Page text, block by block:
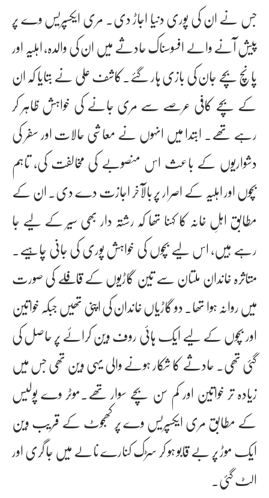
جس نے ان کی پوری دنیا اجاڑ دی۔ مری ایکسپریس وے پر
پیش آنے والے افسوسناک حادثے میں ان کی والدہ، اہلیہ اور
پانچ بچے جان کی بازی ہار گئے۔کاشف علی نے بتایا کہ ان
کے بچے کافی عرصے سے مری جانے کی خواہش ظاہر کر
رہے تھے۔ ابتدا میں انہوں نے معاشی حالات اور سفر کی
دشواریوں کے باعث اس منصوبے کی مخالفت کی، تاہم
بچوں اور اہلیہ کے اصرار پر بالآخر اجازت دے دی۔ ان کے
مطابق اہلِ خانہ کا کہنا تھا کہ رشتہ دار بھی سیر کے لیے جا
رہے ہیں، اس لیے بچوں کی خواہش پوری کی جانی چاہیے۔
متاثرہ خاندان ملتان سے تین گاڑیوں کے قافلے کی صورت
میں روانہ ہوا تھا۔ دو گاڑیاں خاندان کی اپنی تھیں جبکہ خواتین
اور بچوں کے لیے ایک ہائی روف وین کرائے پر حاصل کی
گئی تھی۔ حادثے کا شکار ہونے والی یہی وین تھی جس میں
زیادہ تر خواتین اور کم سن بچے سوار تھے۔موٹر وے پولیس
کے مطابق مری ایکسپریس وے پر کھجوٹ کے قریب وین
ایک موڑ پر بے قابو ہو کر سڑک کنارے نالے میں جا گری اور
الٹ گئی۔